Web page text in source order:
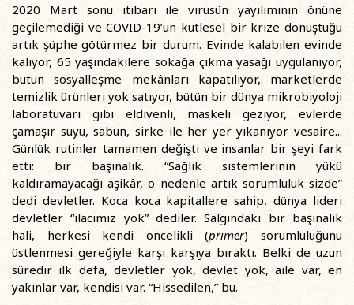
2020 Mart sonu itibari ile virusün yayılımının önüne
geçilemediği ve COVID-19’un kütlesel bir krize dönüştüğü
artık şüphe götürmez bir durum. Evinde kalabilen evinde
kalıyor, 65 yaşındakilere sokağa çıkma yasağı uygulanıyor,
bütün sosyalleşme mekânları kapatılıyor, marketlerde
temizlik ürünleri yok satıyor, bütün bir dünya mikrobiyoloji
laboratuvarı gibi eldivenli, maskeli geziyor, evlerde
çamaşır suyu, sabun, sirke ile her yer yıkanıyor vesaire...
Günlük rutinler tamamen değişti ve insanlar bir şeyi fark
etti: bir başınalık. “Sağlık sistemlerinin yükü
kaldıramayacağı aşikâr, o nedenle artık sorumluluk sizde”
dedi devletler. Koca koca kapitallere sahip, dünya lideri
devletler “ilacımız yok” dediler. Salgındaki bir başınalık
hali, herkesi kendi öncelikli (primer) sorumluluğunu
üstlenmesi gereğiyle karşı karşıya bıraktı. Belki de uzun
süredir ilk defa, devletler yok, devlet yok, aile var, en
yakınlar var, kendisi var. “Hissedilen,” bu.